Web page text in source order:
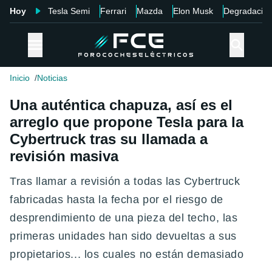
Hoy Tesla Semi Ferrari Mazda Elon Musk Degradación
Inicio Noticias
Una auténtica chapuza, así es el
arreglo que propone Tesla para la
Cybertruck tras su llamada a
revisión masiva
Tras llamar a revisión a todas las Cybertruck
fabricadas hasta la fecha por el riesgo de
desprendimiento de una pieza del techo, las
primeras unidades han sido devueltas a sus
propietarios... los cuales no están demasiado